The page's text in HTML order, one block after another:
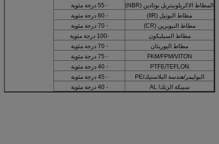
المطاط الاكريلونيتريل بوتادين (NBR)
- 55 درجة مئوية
مطاط البوتيل (IIR)
- 60 درجة مئوية
مطاط النيوبرين (CR)
- 70 درجة مئوية
مطاط السيليكون
-100 درجة مئوية
مطاط اليوريثان
- 70 درجة مئوية
FKM/FPM/VITON
- 75 درجة مئوية
PTFE/TEFLON
- 40 درجة مئوية
البوليمر/هندسة البلاستيك/PE
- 45 درجة مئوية
سبيكة الزنك/ AL
- 40 درجة مئوية